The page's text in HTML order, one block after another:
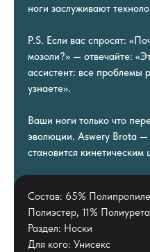
ноги заслуживают
P.S. Если вас спросят:
мозоли?» — отвечайте:
ассистент: все проблемы
узнаете».
Ваши ноги только что
эволюции. Aswery Brota
становится
Состав: 65%
Полиэстер, 11%
Раздел: Носки
Для кого: Унисекс